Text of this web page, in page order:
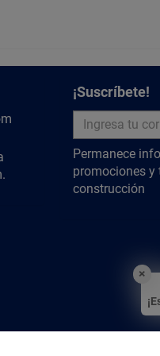
¡Suscríbete!
Permanece
promociones y
construcción
×